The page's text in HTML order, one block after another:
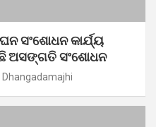
ସଂଶୋଧନ କାର୍ଯ୍ୟ
ଅସଙ୍ଗତି ସଂଶୋଧନ